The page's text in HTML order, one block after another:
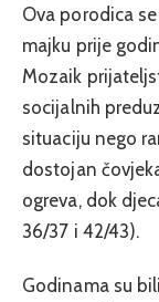
Ova porodica
majku prije
Mozaik
socijalnih
situaciju nego
dostojan
ogreva, dok
36/37 i 42/43).
Godinama su